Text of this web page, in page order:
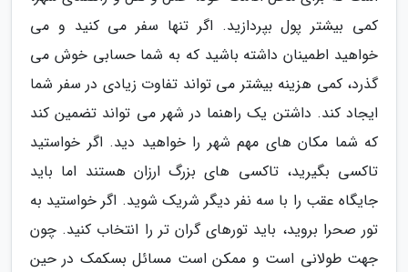
کمی بیشتر پول بپردازید. اگر تنها سفر می کنید و می
خواهید اطمینان داشته باشید که به شما حسابی خوش می
گذرد، کمی هزینه بیشتر می تواند تفاوت زیادی در سفر شما
ایجاد کند. داشتن یک راهنما در شهر می تواند تضمین کند
که شما مکان های مهم شهر را خواهید دید. اگر خواستید
تاکسی بگیرید، تاکسی های بزرگ ارزان هستند اما باید
جایگاه عقب را با سه نفر دیگر شریک شوید. اگر خواستید به
تور صحرا بروید، باید تورهای گران تر را انتخاب کنید. چون
جهت طولانی است و ممکن است مسائل بسکمک در حین